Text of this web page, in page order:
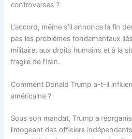
controverses ?
L’accord, même s’il annonce la fin
pas les problèmes fondamentaux
militaire, aux droits humains et à la
fragile de l’Iran.
Comment Donald Trump a-t-il
américaine ?
Sous son mandat, Trump a
limogeant des officiers